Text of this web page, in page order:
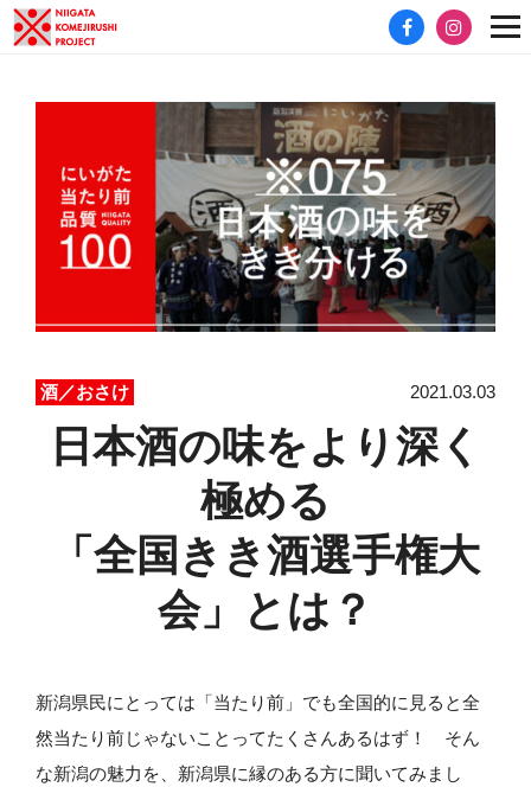
酒／おさけ 2021.03.03
日本酒の味をより深く
極める
「全国きき酒選手権大
会」
とは？
新潟県民にとっては「当たり前」でも全国的に見ると全
然当たり前じゃないことってたくさんあるはず！ そん
な新潟の魅力を、新潟県に縁のある方に聞いてみまし